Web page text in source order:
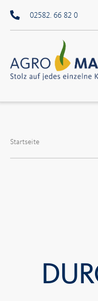
02582. 66 82 0
Startseite